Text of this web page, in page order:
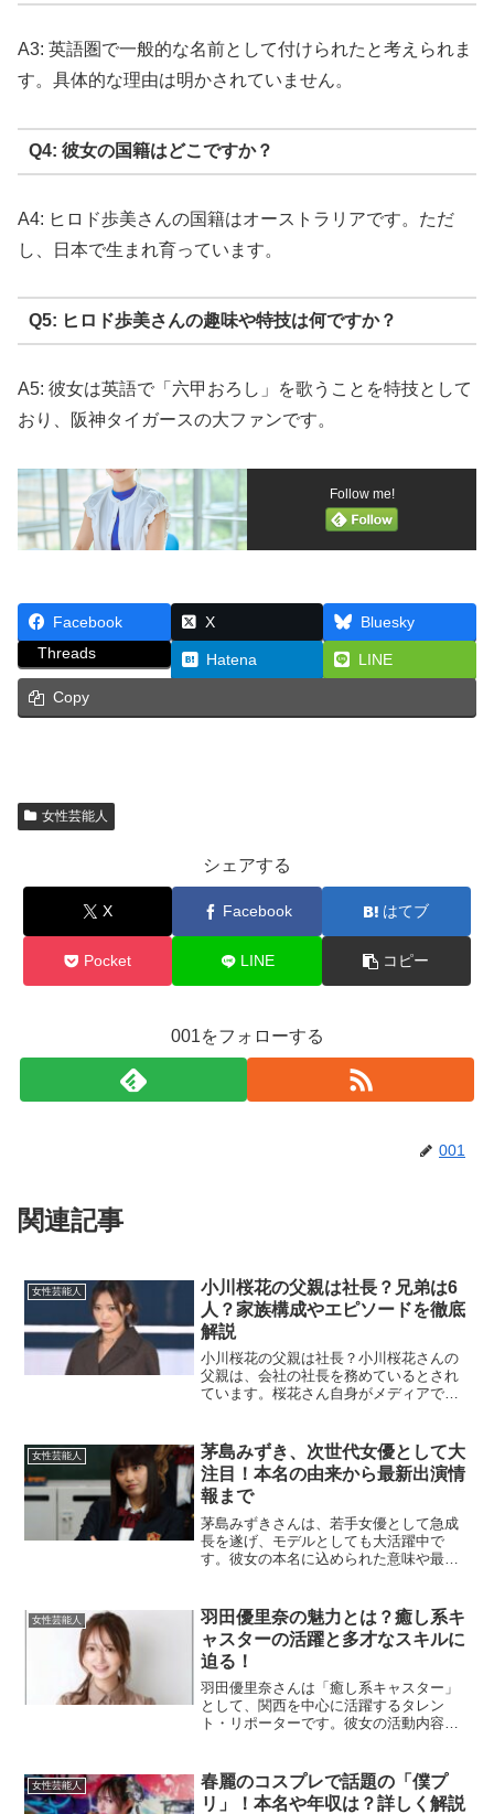
A3: 英語圏で一般的な名前として付けられたと考えられま
す。具体的な理由は明かされていません。
Q4: 彼女の国籍はどこですか？
A4: ヒロド歩美さんの国籍はオーストラリアです。ただ
し、日本で生まれ育っています。
Q5: ヒロド歩美さんの趣味や特技は何ですか？
A5: 彼女は英語で「六甲おろし」を歌うことを特技として
おり、阪神タイガースの大ファンです。
Follow me!
Facebook X
Bluesky
Threads
Hatena LINE
Copy
女性芸能人
シェアする
X Facebook はてブ
Pocket LINE コピー
001をフォローする
001
関連記事
女性芸能人
小川桜花の父親は社長？兄弟は6
人？家族構成やエピソードを徹底
解説
小川桜花の父親は社長？小川桜花さんの
父親は、会社の社長を務めているとされ
ています。桜花さん自身がメディアで
し、父親が経営する会社の名前や具体的
な業種については明かされて...
女性芸能人
茅島みずき、次世代女優として大
注目！本名の由来から最新出演情
報まで
茅島みずきさんは、若手女優として急成
長を遂げ、モデルとしても大活躍中で
す。彼女の本名に込められた意味や最新
していきます。茅島みずきの本名の由来
とは？茅島みずきさんの名前は...
女性芸能人
羽田優里奈の魅力とは？癒し系キ
ャスターの活躍と多才なスキルに
迫る！
羽田優里奈さんは「癒し系キャスター」
として、関西を中心に活躍するタレン
ト・リポーターです。彼女の活動内容や
ご紹介します。羽田優里奈さんはどんな
タレント？羽田優里奈さんは...
女性芸能人
春麗のコスプレで話題の「僕プ
リ」！本名や年収は？詳しく解説